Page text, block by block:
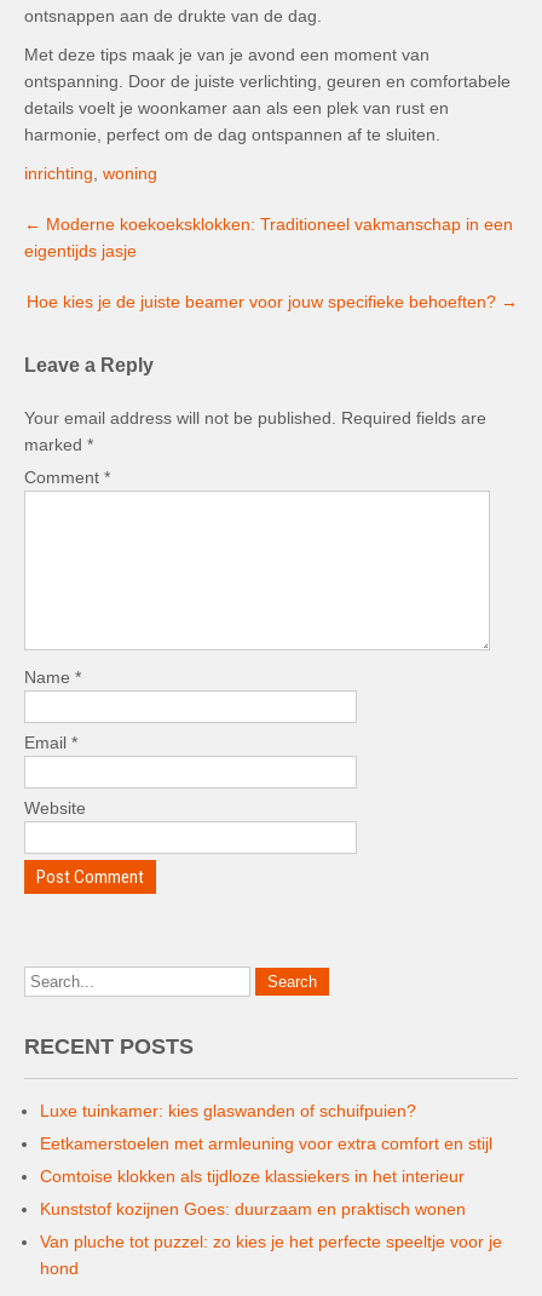
ontsnappen aan de drukte van de dag.
Met deze tips maak je van je avond een moment van
ontspanning. Door de juiste verlichting, geuren en comfortabele
details voelt je woonkamer aan als een plek van rust en
harmonie, perfect om de dag ontspannen af te sluiten.
inrichting woning
navigation
← Moderne koekoeksklokken: Traditioneel vakmanschap in een
eigentijds jasje
Hoe kies je de juiste beamer voor jouw specifieke behoeften? →
Leave a Reply
Your email address will not be published.
Required fields are
marked *
Comment *
Name *
Email *
Website
RECENT POSTS
Luxe tuinkamer: kies glaswanden of schuifpuien?
Eetkamerstoelen met armleuning voor extra comfort en stijl
Comtoise klokken als tijdloze klassiekers in het interieur
Kunststof kozijnen Goes: duurzaam en praktisch wonen
Van pluche tot puzzel: zo kies je het perfecte speeltje voor je
hond